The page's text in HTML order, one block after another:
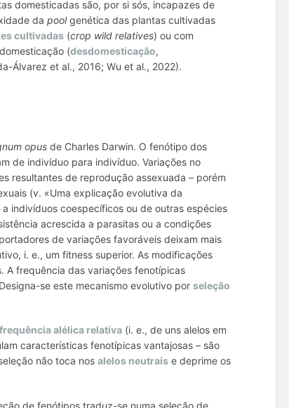
domesticadas são, por si sós, incapazes de
dapoolgenética das plantas cultivadas
cultivadas (crop wild relatives) ou com
(desdomesticação,
Álvarez et al., 2016; Wu et al., 2022).
opusde Charles Darwin. O fenótipo dos
de indivíduo para indivíduo. Variações no
resultantes de reprodução assexuada – porém
(v. «Uma explicação evolutiva da
indivíduos coespecíficos ou de outras espécies
acrescida a parasitas ou a condições
de variações favoráveis deixam mais
i. e., umfitness superior. As modificações
A frequência das variações fenotípicas
se este mecanismo evolutivo porseleção
frequência alélica relativa (i. e., de uns alelos em
características fenotípicas vantajosas – são
não toca nosalelos neutrais e deprime os
de fenótipos traduz-se numa seleção de